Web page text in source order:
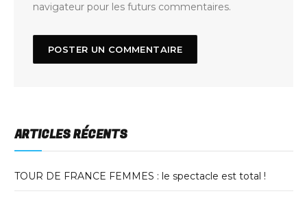
navigateur pour les futurs commentaires.
ARTICLES RÉCENTS
TOUR DE FRANCE FEMMES : le spectacle est total !